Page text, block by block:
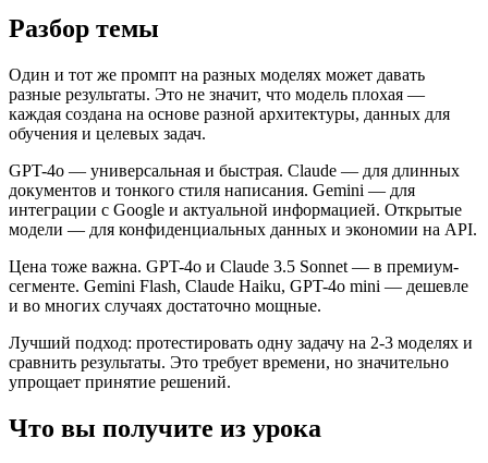
Разбор темы
Один и тот же промпт на разных моделях может давать
разные результаты. Это не значит, что модель плохая —
каждая создана на основе разной архитектуры, данных для
обучения и целевых задач.
GPT-4o — универсальная и быстрая. Claude — для длинных
документов и тонкого стиля написания. Gemini — для
интеграции с Google и актуальной информацией. Открытые
модели — для конфиденциальных данных и экономии на API.
Цена тоже важна. GPT-4o и Claude 3.5 Sonnet — в премиум-
сегменте. Gemini Flash, Claude Haiku, GPT-4o mini — дешевле
и во многих случаях достаточно мощные.
Лучший подход: протестировать одну задачу на 2-3 моделях и
сравнить результаты. Это требует времени, но значительно
упрощает принятие решений.
Что вы получите из урока